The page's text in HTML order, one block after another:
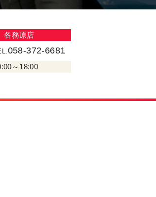
各務原店
058-372-6681
～18:00